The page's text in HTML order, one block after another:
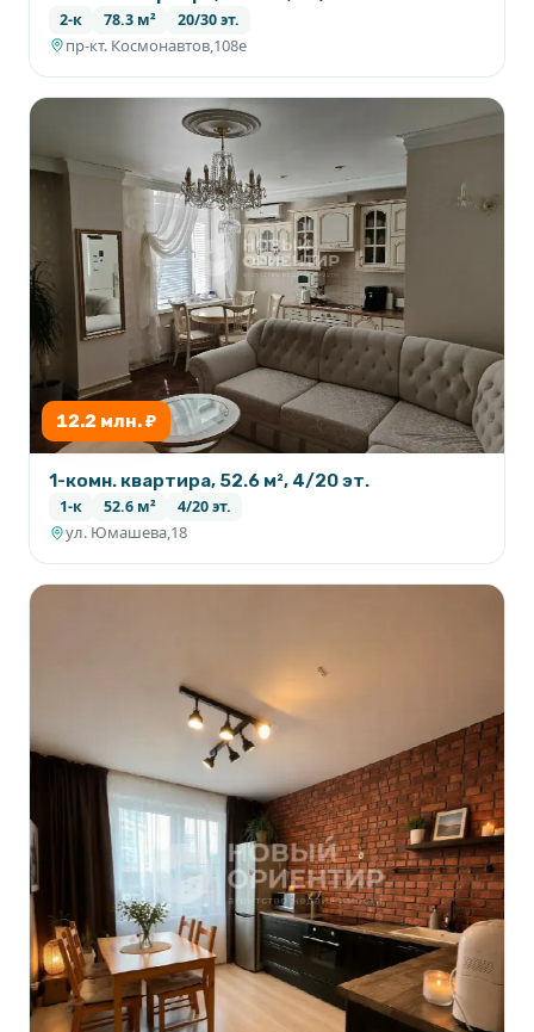
2-к 78.3 м² 20/30 эт.
пр-кт. Космонавтов,108е
12.2 млн. ₽
1-комн. квартира, 52.6 м², 4/20 эт.
1-к 52.6 м² 4/20 эт.
ул. Юмашева,18